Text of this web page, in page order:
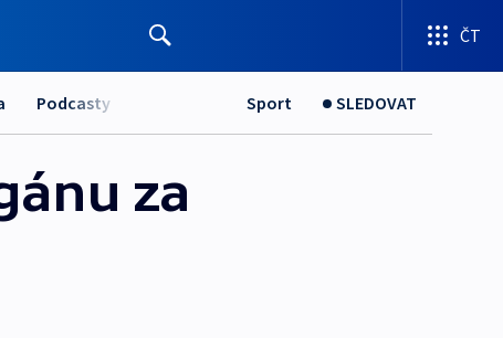
ČT
Podcasty Sport SLEDOVAT
za